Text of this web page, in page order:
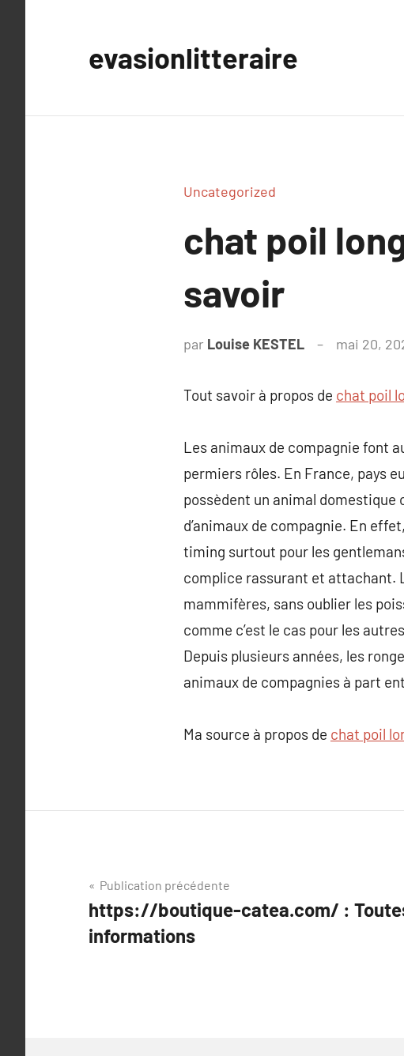
evasionlitteraire
Uncategorized
chat poil
savoir
par Louise KESTEL mai 20,
Tout savoir à propos de chat poil
Les animaux de compagnie font
permiers rôles. En France, pays
possèdent un animal domestique
d’animaux de compagnie. En
timing surtout pour les
complice rassurant et attachant.
mammifères, sans oublier les
comme c’est le cas pour les
Depuis plusieurs années, les
animaux de compagnies à part
Ma source à propos de chat poil
Navigation
de
l’article
Publication précédente
https://boutique-catea.com/ :
informations